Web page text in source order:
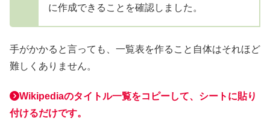
に作成できることを確認しました。
手がかかると言っても、一覧表を作ること自体はそれほど
難しくありません。
Wikipediaのタイトル一覧をコピーして、シートに貼り
付けるだけです。